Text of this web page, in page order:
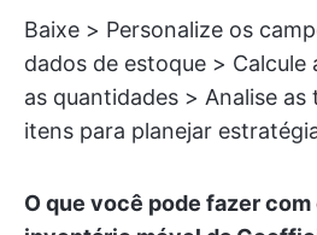
Baixe > Personalize os
dados de estoque >
as quantidades > Analise as
itens para planejar
O que você pode fazer com